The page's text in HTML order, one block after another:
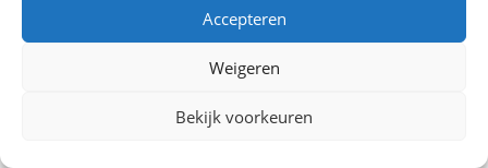
Accepteren
Weigeren
Bekijk voorkeuren
Buiten zagen we meteen hagedisjes, groene pijlgifkikkertjes
badkamer. En linksboven kijkt netjes in de camera 😉 Een
paar hebben we al vast kunnen leggen. Evenals de duidelijk